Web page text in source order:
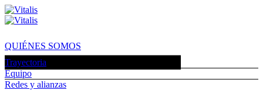
QUIÉNES SOMOS
Trayectoria
Equipo
Redes y alianzas